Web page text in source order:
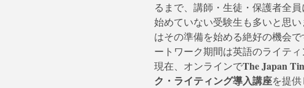
るまで、講師・生徒・保護者全
始めていない受験生も多いと思い
はその準備を始める絶好の機会
ートワーク期間は英語のライテ
現在、オンラインでThe Japan
ク・ライティング導入講座を提供